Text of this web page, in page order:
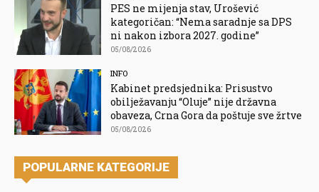
PES ne mijenja stav, Urošević
kategoričan: “Nema saradnje sa DPS
ni nakon izbora 2027. godine”
05/08/2026
INFO
Kabinet predsjednika: Prisustvo
obilježavanju “Oluje” nije državna
obaveza, Crna Gora da poštuje sve žrtve
05/08/2026
POPULARNE KATEGORIJE